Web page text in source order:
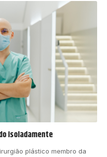
isoladamente
plástico membro da